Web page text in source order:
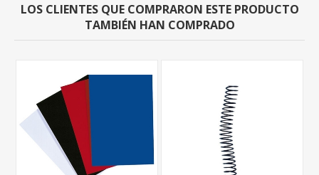
LOS CLIENTES QUE COMPRARON ESTE PRODUCTO
TAMBIÉN HAN COMPRADO